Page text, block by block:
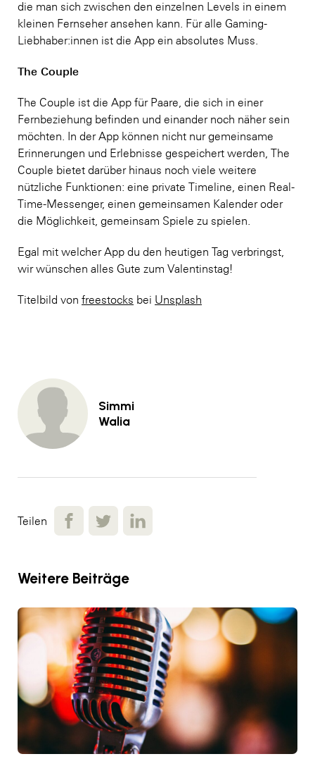
die man sich zwischen den einzelnen Levels in einem
kleinen Fernseher ansehen kann. Für alle Gaming-
Liebhaber:innen ist die App ein absolutes Muss.
The Couple
The Couple ist die App für Paare, die sich in einer
Fernbeziehung befinden und einander noch näher sein
möchten. In der App können nicht nur gemeinsame
Erinnerungen und Erlebnisse gespeichert werden, The
Couple bietet darüber hinaus noch viele weitere
nützliche Funktionen: eine private Timeline, einen Real-
Time-Messenger, einen gemeinsamen Kalender oder
die Möglichkeit, gemeinsam Spiele zu spielen.
Egal mit welcher App du den heutigen Tag verbringst,
wir wünschen alles Gute zum Valentinstag!
Titelbild von freestocks bei Unsplash
Simmi
Walia
Teilen
Weitere Beiträge